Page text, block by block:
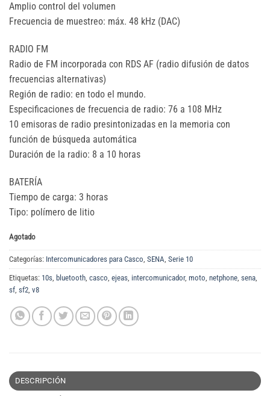
Amplio control del volumen
Frecuencia de muestreo: máx. 48 kHz (DAC)
RADIO FM
Radio de FM incorporada con RDS AF (radio difusión de datos
frecuencias alternativas)
Región de radio: en todo el mundo.
Especificaciones de frecuencia de radio: 76 a 108 MHz
10 emisoras de radio presintonizadas en la memoria con
función de búsqueda automática
Duración de la radio: 8 a 10 horas
BATERÍA
Tiempo de carga: 3 horas
Tipo: polímero de litio
Agotado
Categorías: Intercomunicadores para Casco SENA Serie 10
Etiquetas: 10s bluetooth casco ejeas intercomunicador, moto netphone sena
sf sf2 v8
DESCRIPCIÓN